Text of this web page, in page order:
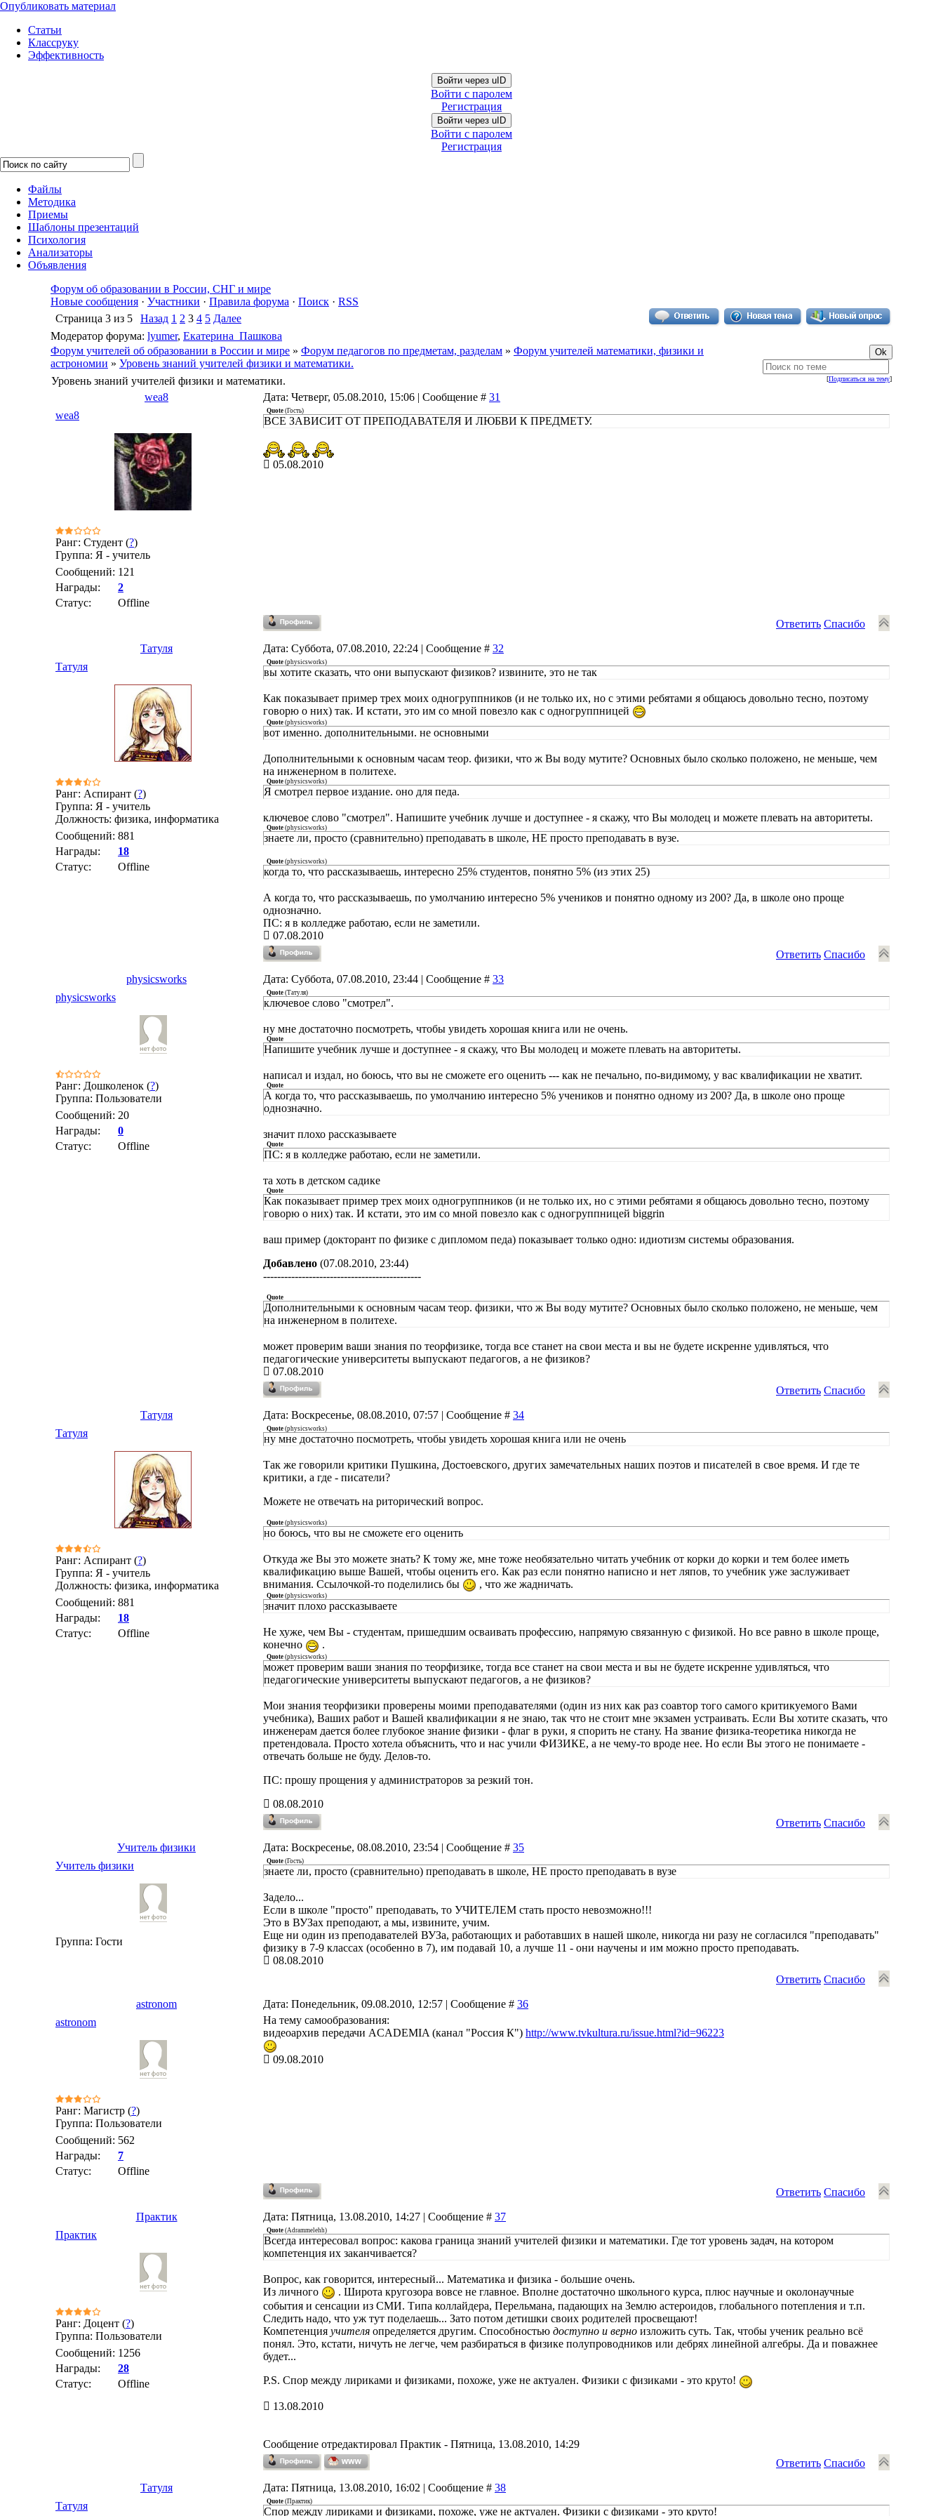
Опубликовать материал
Статьи
Классруку
Эффективность
Войти через uID
Войти с паролем
Регистрация
Войти через uID
Войти с паролем
Регистрация
Файлы
Методика
Приемы
Шаблоны презентаций
Психология
Анализаторы
Объявления
Форум об образовании в России, СНГ и мире
Новые сообщения · Участники · Правила форума · Поиск · RSS
Страница 3 из 5 Назад 1 2 3 4 5 Далее
Модератор форума: lyumer, Екатерина_Пашкова
Форум учителей об образовании в России и мире » Форум педагогов по предметам, разделам » Форум учителей математики, физики и
астрономии » Уровень знаний учителей физики и математики.
[Подписаться на тему]
Уровень знаний учителей физики и математики.
wea8
Дата: Четверг, 05.08.2010, 15:06 | Сообщение # 31
wea8
Ранг: Студент (?)
Группа: Я - учитель
Сообщений: 121
Награды:
2
Статус:
Offline
Quote (Гость)
ВСЕ ЗАВИСИТ ОТ ПРЕПОДАВАТЕЛЯ И ЛЮБВИ К ПРЕДМЕТУ.
05.08.2010
Ответить Спасибо
Татуля Дата: Суббота, 07.08.2010, 22:24 | Сообщение # 32
Татуля
Ранг: Аспирант (?)
Группа: Я - учитель
Должность: физика, информатика
Сообщений: 881
Награды:
18
Статус:
Offline
Quote (physicsworks)
вы хотите сказать, что они выпускают физиков? извините, это не так
Как показывает пример трех моих одногруппников (и не только их, но с этими ребятами я общаюсь довольно тесно, поэтому
говорю о них) так. И кстати, это им со мной повезло как с одногруппницей
Quote (physicsworks)
вот именно. дополнительными. не основными
Дополнительными к основным часам теор. физики, что ж Вы воду мутите? Основных было сколько положено, не меньше, чем
на инженерном в политехе.
Quote (physicsworks)
Я смотрел первое издание. оно для педа.
ключевое слово "смотрел". Напишите учебник лучше и доступнее - я скажу, что Вы молодец и можете плевать на авторитеты.
Quote (physicsworks)
знаете ли, просто (сравнительно) преподавать в школе, НЕ просто преподавать в вузе.
Quote (physicsworks)
когда то, что рассказываешь, интересно 25% студентов, понятно 5% (из этих 25)
А когда то, что рассказываешь, по умолчанию интересно 5% учеников и понятно одному из 200? Да, в школе оно проще
однозначно.
ПС: я в колледже работаю, если не заметили.
07.08.2010
Ответить Спасибо
physicsworks Дата: Суббота, 07.08.2010, 23:44 | Сообщение # 33
physicsworks
Ранг: Дошколенок (?)
Группа: Пользователи
Сообщений: 20
Награды:
0
Статус:
Offline
Quote (Татуля)
ключевое слово "смотрел".
ну мне достаточно посмотреть, чтобы увидеть хорошая книга или не очень.
Quote
Напишите учебник лучше и доступнее - я скажу, что Вы молодец и можете плевать на авторитеты.
написал и издал, но боюсь, что вы не сможете его оценить --- как не печально, по-видимому, у вас квалификации не хватит.
Quote
А когда то, что рассказываешь, по умолчанию интересно 5% учеников и понятно одному из 200? Да, в школе оно проще
однозначно.
значит плохо рассказываете
Quote
ПС: я в колледже работаю, если не заметили.
та хоть в детском садике
Quote
Как показывает пример трех моих одногруппников (и не только их, но с этими ребятами я общаюсь довольно тесно, поэтому
говорю о них) так. И кстати, это им со мной повезло как с одногруппницей biggrin
ваш пример (докторант по физике с дипломом педа) показывает только одно: идиотизм системы образования.
Добавлено (07.08.2010, 23:44)
---------------------------------------------
Quote
Дополнительными к основным часам теор. физики, что ж Вы воду мутите? Основных было сколько положено, не меньше, чем
на инженерном в политехе.
может проверим ваши знания по теорфизике, тогда все станет на свои места и вы не будете искренне удивляться, что
педагогические университеты выпускают педагогов, а не физиков?
07.08.2010
Ответить Спасибо
Татуля Дата: Воскресенье, 08.08.2010, 07:57 | Сообщение # 34
Татуля
Ранг: Аспирант (?)
Группа: Я - учитель
Должность: физика, информатика
Сообщений: 881
Награды:
18
Статус:
Offline
Quote (physicsworks)
ну мне достаточно посмотреть, чтобы увидеть хорошая книга или не очень
Так же говорили критики Пушкина, Достоевского, других замечательных наших поэтов и писателей в свое время. И где те
критики, а где - писатели?
Можете не отвечать на риторический вопрос.
Quote (physicsworks)
но боюсь, что вы не сможете его оценить
Откуда же Вы это можете знать? К тому же, мне тоже необязательно читать учебник от корки до корки и тем более иметь
квалификацию выше Вашей, чтобы оценить его. Как раз если понятно написно и нет ляпов, то учебник уже заслуживает
внимания. Ссылочкой-то поделились бы
, что же жадничать.
Quote (physicsworks)
значит плохо рассказываете
Не хуже, чем Вы - студентам, пришедшим осваивать профессию, напрямую связанную с физикой. Но все равно в школе проще,
конечно
.
Quote (physicsworks)
может проверим ваши знания по теорфизике, тогда все станет на свои места и вы не будете искренне удивляться, что
педагогические университеты выпускают педагогов, а не физиков?
Мои знания теорфизики проверены моими преподавателями (один из них как раз соавтор того самого критикуемого Вами
учебника), Ваших работ и Вашей квалификации я не знаю, так что не стоит мне экзамен устраивать. Если Вы хотите сказать, что
инженерам дается более глубокое знание физики - флаг в руки, я спорить не стану. На звание физика-теоретика никогда не
претендовала. Просто хотела объяснить, что и нас учили ФИЗИКЕ, а не чему-то вроде нее. Но если Вы этого не понимаете -
отвечать больше не буду. Делов-то.
ПС: прошу прощения у администраторов за резкий тон.
08.08.2010
Ответить Спасибо
Учитель физики Дата: Воскресенье, 08.08.2010, 23:54 | Сообщение # 35
Учитель физики
Группа: Гости
Quote (Гость)
знаете ли, просто (сравнительно) преподавать в школе, НЕ просто преподавать в вузе
Задело...
Если в школе "просто" преподавать, то УЧИТЕЛЕМ стать просто невозможно!!!
Это в ВУЗах преподают, а мы, извините, учим.
Еще ни один из преподавателей ВУЗа, работающих и работавших в нашей школе, никогда ни разу не согласился "преподавать"
физику в 7-9 классах (особенно в 7), им подавай 10, а лучше 11 - они научены и им можно просто преподавать.
08.08.2010
Ответить Спасибо
astronom Дата: Понедельник, 09.08.2010, 12:57 | Сообщение # 36
astronom
Ранг: Магистр (?)
Группа: Пользователи
Сообщений: 562
Награды:
7
Статус:
Offline
На тему самообразования:
видеоархив передачи ACADEMIA (канал "Россия К") http://www.tvkultura.ru/issue.html?id=96223
09.08.2010
Ответить Спасибо
Практик Дата: Пятница, 13.08.2010, 14:27 | Сообщение # 37
Практик
Ранг: Доцент (?)
Группа: Пользователи
Сообщений: 1256
Награды:
28
Статус:
Offline
Quote (Adrammelehh)
Всегда интересовал вопрос: какова граница знаний учителей физики и математики. Где тот уровень задач, на котором
компетенция их заканчивается?
Вопрос, как говорится, интересный... Математика и физика - большие очень.
Из личного
. Широта кругозора вовсе не главное. Вполне достаточно школьного курса, плюс научные и околонаучные
события и сенсации из СМИ. Типа коллайдера, Перельмана, падающих на Землю астероидов, глобального потепления и т.п.
Следить надо, что уж тут поделаешь... Зато потом детишки своих родителей просвещают!
Компетенция учителя определяется другим. Способностью доступно и верно изложить суть. Так, чтобы ученик реально всё
понял. Это, кстати, ничуть не легче, чем разбираться в физике полупроводников или дебрях линейной алгебры. Да и поважнее
будет...
P.S. Спор между лириками и физиками, похоже, уже не актуален. Физики с физиками - это круто!
13.08.2010
Сообщение отредактировал Практик - Пятница, 13.08.2010, 14:29
Ответить Спасибо
Татуля Дата: Пятница, 13.08.2010, 16:02 | Сообщение # 38
Татуля
Quote (Практик)
Спор между лириками и физиками, похоже, уже не актуален. Физики с физиками - это круто!